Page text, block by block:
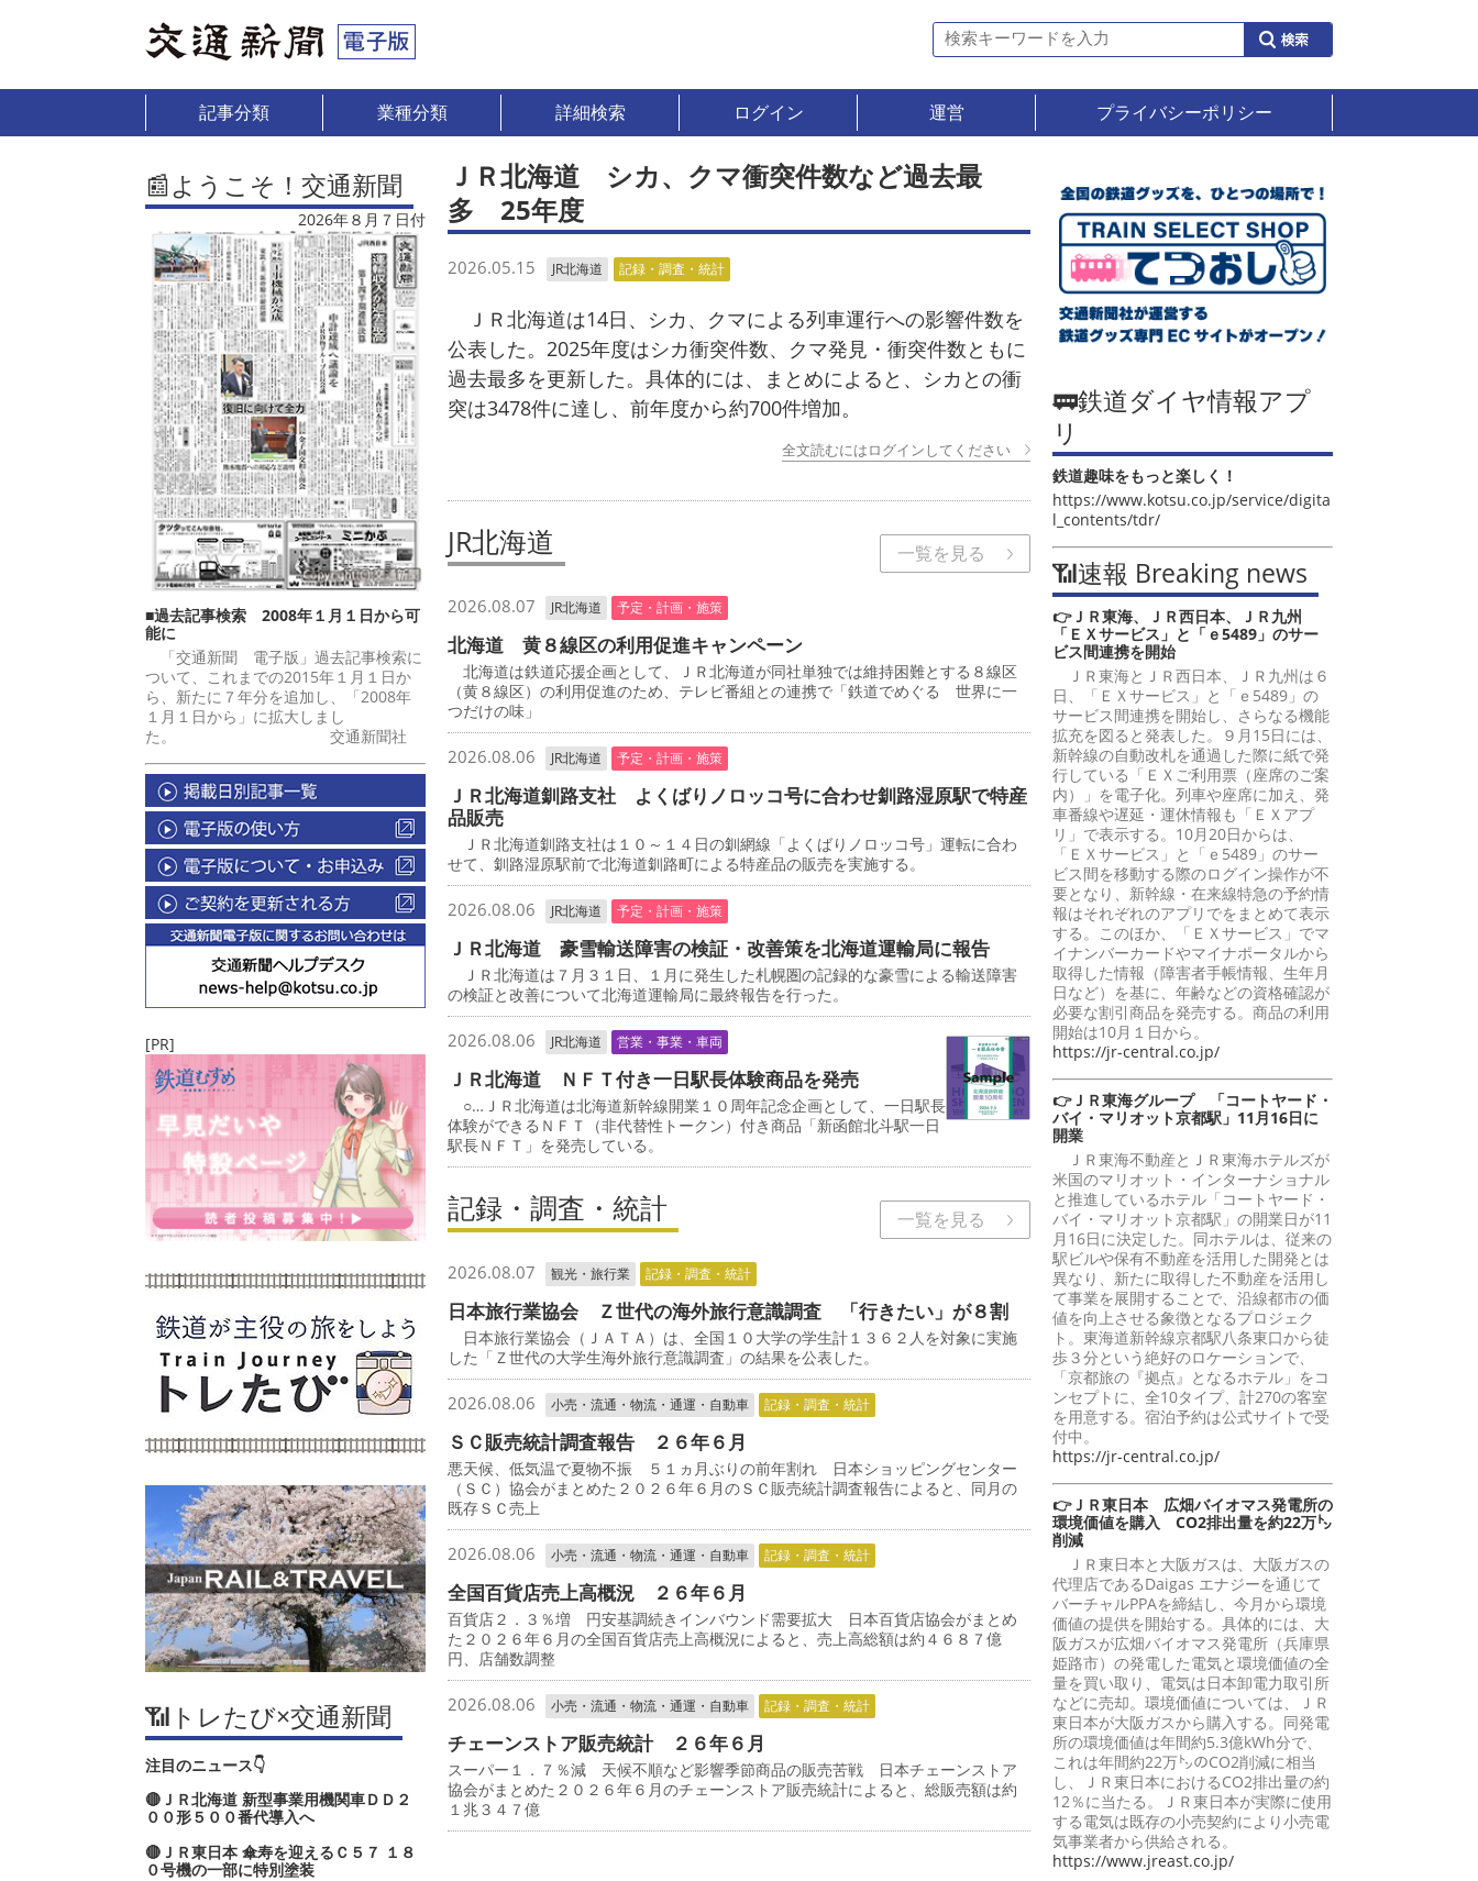
記事分類 業種分類 詳細検索 ログイン 運営 プライバシーポリシー
📰ようこそ！交通新聞
2026年８月７日付
■過去記事検索 2008年１月１日から可
能に
「交通新聞 電子版」過去記事検索に
ついて、これまでの2015年１月１日か
ら、新たに７年分を追加し、「2008年
１月１日から」に拡大しまし
た。 交通新聞社
[PR]
📶トレたび×交通新聞
注目のニュース👇
🔴ＪＲ北海道 新型事業用機関車ＤＤ２
００形５００番代導入へ
🔴ＪＲ東日本 傘寿を迎えるＣ５７ １８
０号機の一部に特別塗装
ＪＲ北海道 シカ、クマ衝突件数など過去最
多 25年度
2026.05.15 JR北海道 記録・調査・統計
ＪＲ北海道は14日、シカ、クマによる列車運行への影響件数を
公表した。2025年度はシカ衝突件数、クマ発見・衝突件数ともに
過去最多を更新した。具体的には、まとめによると、シカとの衝
突は3478件に達し、前年度から約700件増加。
全文読むにはログインしてください
JR北海道 一覧を見る
2026.08.07 JR北海道 予定・計画・施策
北海道 黄８線区の利用促進キャンペーン
北海道は鉄道応援企画として、ＪＲ北海道が同社単独では維持困難とする８線区
（黄８線区）の利用促進のため、テレビ番組との連携で「鉄道でめぐる 世界に一
つだけの味」
2026.08.06 JR北海道 予定・計画・施策
ＪＲ北海道釧路支社 よくばりノロッコ号に合わせ釧路湿原駅で特産
品販売
ＪＲ北海道釧路支社は１０～１４日の釧網線「よくばりノロッコ号」運転に合わ
せて、釧路湿原駅前で北海道釧路町による特産品の販売を実施する。
2026.08.06 JR北海道 予定・計画・施策
ＪＲ北海道 豪雪輸送障害の検証・改善策を北海道運輸局に報告
ＪＲ北海道は７月３１日、１月に発生した札幌圏の記録的な豪雪による輸送障害
の検証と改善について北海道運輸局に最終報告を行った。
2026.08.06 JR北海道 営業・事業・車両
ＪＲ北海道 ＮＦＴ付き一日駅長体験商品を発売
○…ＪＲ北海道は北海道新幹線開業１０周年記念企画として、一日駅長
体験ができるＮＦＴ（非代替性トークン）付き商品「新函館北斗駅一日
駅長ＮＦＴ」を発売している。
記録・調査・統計 一覧を見る
2026.08.07 観光・旅行業 記録・調査・統計
日本旅行業協会 Ｚ世代の海外旅行意識調査 「行きたい」が８割
日本旅行業協会（ＪＡＴＡ）は、全国１０大学の学生計１３６２人を対象に実施
した「Ｚ世代の大学生海外旅行意識調査」の結果を公表した。
2026.08.06 小売・流通・物流・通運・自動車 記録・調査・統計
ＳＣ販売統計調査報告 ２６年６月
悪天候、低気温で夏物不振 ５１ヵ月ぶりの前年割れ 日本ショッピングセンター
（ＳＣ）協会がまとめた２０２６年６月のＳＣ販売統計調査報告によると、同月の
既存ＳＣ売上
2026.08.06 小売・流通・物流・通運・自動車 記録・調査・統計
全国百貨店売上高概況 ２６年６月
百貨店２．３％増 円安基調続きインバウンド需要拡大 日本百貨店協会がまとめ
た２０２６年６月の全国百貨店売上高概況によると、売上高総額は約４６８７億
円、店舗数調整
2026.08.06 小売・流通・物流・通運・自動車 記録・調査・統計
チェーンストア販売統計 ２６年６月
スーパー１．７％減 天候不順など影響季節商品の販売苦戦 日本チェーンストア
協会がまとめた２０２６年６月のチェーンストア販売統計によると、総販売額は約
１兆３４７億
🚃鉄道ダイヤ情報アプ
リ
鉄道趣味をもっと楽しく！
https://www.kotsu.co.jp/service/digita
l_contents/tdr/
📶速報 Breaking news
👉ＪＲ東海、ＪＲ西日本、ＪＲ九州
「ＥＸサービス」と「ｅ5489」のサー
ビス間連携を開始
ＪＲ東海とＪＲ西日本、ＪＲ九州は６
日、「ＥＸサービス」と「ｅ5489」の
サービス間連携を開始し、さらなる機能
拡充を図ると発表した。９月15日には、
新幹線の自動改札を通過した際に紙で発
行している「ＥＸご利用票（座席のご案
内）」を電子化。列車や座席に加え、発
車番線や遅延・運休情報も「ＥＸアプ
リ」で表示する。10月20日からは、
「ＥＸサービス」と「ｅ5489」のサー
ビス間を移動する際のログイン操作が不
要となり、新幹線・在来線特急の予約情
報はそれぞれのアプリでをまとめて表示
する。このほか、「ＥＸサービス」でマ
イナンバーカードやマイナポータルから
取得した情報（障害者手帳情報、生年月
日など）を基に、年齢などの資格確認が
必要な割引商品を発売する。商品の利用
開始は10月１日から。
https://jr-central.co.jp/
👉ＪＲ東海グループ 「コートヤード・
バイ・マリオット京都駅」11月16日に
開業
ＪＲ東海不動産とＪＲ東海ホテルズが
米国のマリオット・インターナショナル
と推進しているホテル「コートヤード・
バイ・マリオット京都駅」の開業日が11
月16日に決定した。同ホテルは、従来の
駅ビルや保有不動産を活用した開発とは
異なり、新たに取得した不動産を活用し
て事業を展開することで、沿線都市の価
値を向上させる象徴となるプロジェク
ト。東海道新幹線京都駅八条東口から徒
歩３分という絶好のロケーションで、
「京都旅の『拠点』となるホテル」をコ
ンセプトに、全10タイプ、計270の客室
を用意する。宿泊予約は公式サイトで受
付中。
https://jr-central.co.jp/
👉ＪＲ東日本 広畑バイオマス発電所の
環境価値を購入 CO2排出量を約22万㌧
削減
ＪＲ東日本と大阪ガスは、大阪ガスの
代理店であるDaigas エナジーを通じて
バーチャルPPAを締結し、今月から環境
価値の提供を開始する。具体的には、大
阪ガスが広畑バイオマス発電所（兵庫県
姫路市）の発電した電気と環境価値の全
量を買い取り、電気は日本卸電力取引所
などに売却。環境価値については、ＪＲ
東日本が大阪ガスから購入する。同発電
所の環境価値は年間約5.3億kWh分で、
これは年間約22万㌧のCO2削減に相当
し、ＪＲ東日本におけるCO2排出量の約
12％に当たる。ＪＲ東日本が実際に使用
する電気は既存の小売契約により小売電
気事業者から供給される。
https://www.jreast.co.jp/